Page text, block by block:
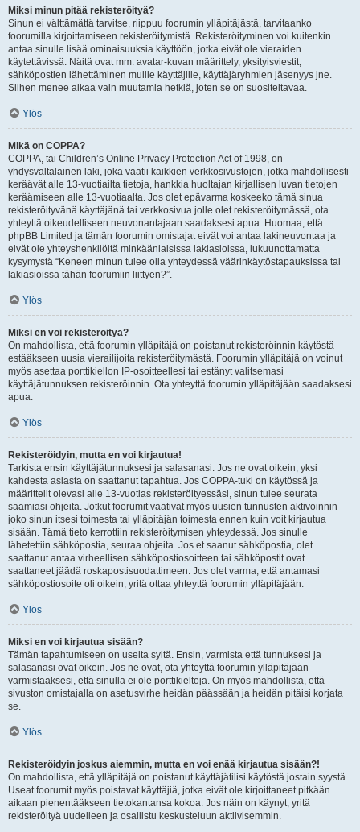
Miksi minun pitää rekisteröityä?
Sinun ei välttämättä tarvitse, riippuu foorumin ylläpitäjästä, tarvitaanko
foorumilla kirjoittamiseen rekisteröitymistä. Rekisteröityminen voi kuitenkin
antaa sinulle lisää ominaisuuksia käyttöön, jotka eivät ole vieraiden
käytettävissä. Näitä ovat mm. avatar-kuvan määrittely, yksityisviestit,
sähköpostien lähettäminen muille käyttäjille, käyttäjäryhmien jäsenyys jne.
Siihen menee aikaa vain muutamia hetkiä, joten se on suositeltavaa.
Ylös
Mikä on COPPA?
COPPA, tai Children’s Online Privacy Protection Act of 1998, on
yhdysvaltalainen laki, joka vaatii kaikkien verkkosivustojen, jotka mahdollisesti
keräävät alle 13-vuotiailta tietoja, hankkia huoltajan kirjallisen luvan tietojen
keräämiseen alle 13-vuotiaalta. Jos olet epävarma koskeeko tämä sinua
rekisteröityvänä käyttäjänä tai verkkosivua jolle olet rekisteröitymässä, ota
yhteyttä oikeudelliseen neuvonantajaan saadaksesi apua. Huomaa, että
phpBB Limited ja tämän foorumin omistajat eivät voi antaa lakineuvontaa ja
eivät ole yhteyshenkilöitä minkäänlaisissa lakiasioissa, lukuunottamatta
kysymystä “Keneen minun tulee olla yhteydessä väärinkäytöstapauksissa tai
lakiasioissa tähän foorumiin liittyen?”.
Ylös
Miksi en voi rekisteröityä?
On mahdollista, että foorumin ylläpitäjä on poistanut rekisteröinnin käytöstä
estääkseen uusia vierailijoita rekisteröitymästä. Foorumin ylläpitäjä on voinut
myös asettaa porttikiellon IP-osoitteellesi tai estänyt valitsemasi
käyttäjätunnuksen rekisteröinnin. Ota yhteyttä foorumin ylläpitäjään saadaksesi
apua.
Ylös
Rekisteröidyin, mutta en voi kirjautua!
Tarkista ensin käyttäjätunnuksesi ja salasanasi. Jos ne ovat oikein, yksi
kahdesta asiasta on saattanut tapahtua. Jos COPPA-tuki on käytössä ja
määrittelit olevasi alle 13-vuotias rekisteröityessäsi, sinun tulee seurata
saamiasi ohjeita. Jotkut foorumit vaativat myös uusien tunnusten aktivoinnin
joko sinun itsesi toimesta tai ylläpitäjän toimesta ennen kuin voit kirjautua
sisään. Tämä tieto kerrottiin rekisteröitymisen yhteydessä. Jos sinulle
lähetettiin sähköpostia, seuraa ohjeita. Jos et saanut sähköpostia, olet
saattanut antaa virheellisen sähköpostiosoitteen tai sähköpostit ovat
saattaneet jäädä roskapostisuodattimeen. Jos olet varma, että antamasi
sähköpostiosoite oli oikein, yritä ottaa yhteyttä foorumin ylläpitäjään.
Ylös
Miksi en voi kirjautua sisään?
Tämän tapahtumiseen on useita syitä. Ensin, varmista että tunnuksesi ja
salasanasi ovat oikein. Jos ne ovat, ota yhteyttä foorumin ylläpitäjään
varmistaaksesi, että sinulla ei ole porttikieltoja. On myös mahdollista, että
sivuston omistajalla on asetusvirhe heidän päässään ja heidän pitäisi korjata
se.
Ylös
Rekisteröidyin joskus aiemmin, mutta en voi enää kirjautua sisään?!
On mahdollista, että ylläpitäjä on poistanut käyttäjätilisi käytöstä jostain syystä.
Useat foorumit myös poistavat käyttäjiä, jotka eivät ole kirjoittaneet pitkään
aikaan pienentääkseen tietokantansa kokoa. Jos näin on käynyt, yritä
rekisteröityä uudelleen ja osallistu keskusteluun aktiivisemmin.